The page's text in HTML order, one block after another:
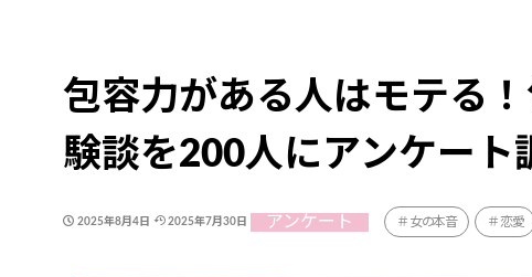
包容力がある人はモテる
験談を200人にアンケート
2025年8月4日 2025年7月30日 アンケート 女の本音 恋愛